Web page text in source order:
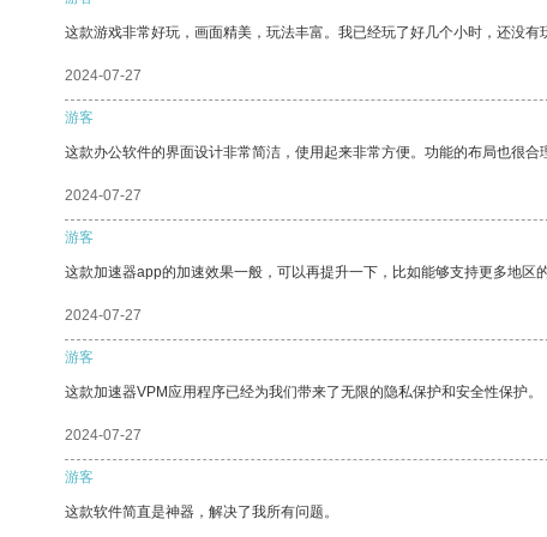
这款游戏非常好玩，画面精美，玩法丰富。我已经玩了好几个小时，还没有
2024-07-27
游客
这款办公软件的界面设计非常简洁，使用起来非常方便。功能的布局也很合
2024-07-27
游客
这款加速器app的加速效果一般，可以再提升一下，比如能够支持更多地区的
2024-07-27
游客
这款加速器VPM应用程序已经为我们带来了无限的隐私保护和安全性保护。
2024-07-27
游客
这款软件简直是神器，解决了我所有问题。